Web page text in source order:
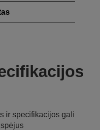
ir specifikacijos gali